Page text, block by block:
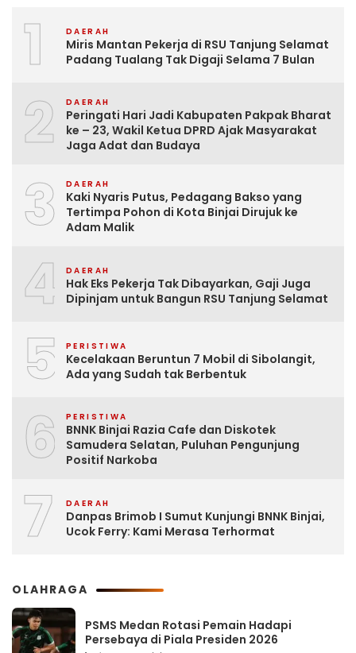
1 DAERAH
Miris Mantan Pekerja di RSU Tanjung Selamat
Padang Tualang Tak Digaji Selama 7 Bulan
2 DAERAH
Peringati Hari Jadi Kabupaten Pakpak Bharat
ke – 23, Wakil Ketua DPRD Ajak Masyarakat
Jaga Adat dan Budaya
3 DAERAH
Kaki Nyaris Putus, Pedagang Bakso yang
Tertimpa Pohon di Kota Binjai Dirujuk ke
Adam Malik
4 DAERAH
Hak Eks Pekerja Tak Dibayarkan, Gaji Juga
Dipinjam untuk Bangun RSU Tanjung Selamat
5 PERISTIWA
Kecelakaan Beruntun 7 Mobil di Sibolangit,
Ada yang Sudah tak Berbentuk
6 PERISTIWA
BNNK Binjai Razia Cafe dan Diskotek
Samudera Selatan, Puluhan Pengunjung
Positif Narkoba
7 DAERAH
Danpas Brimob I Sumut Kunjungi BNNK Binjai,
Ucok Ferry: Kami Merasa Terhormat
OLAHRAGA
PSMS Medan Rotasi Pemain Hadapi
Persebaya di Piala Presiden 2026